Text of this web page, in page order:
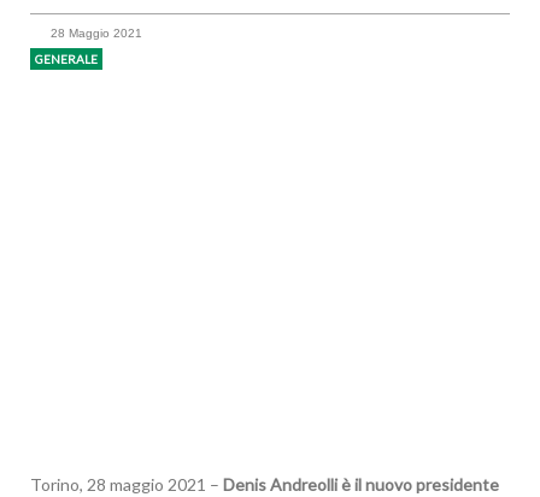
28 Maggio 2021
GENERALE
Torino, 28 maggio 2021 – Denis Andreolli è il nuovo presidente